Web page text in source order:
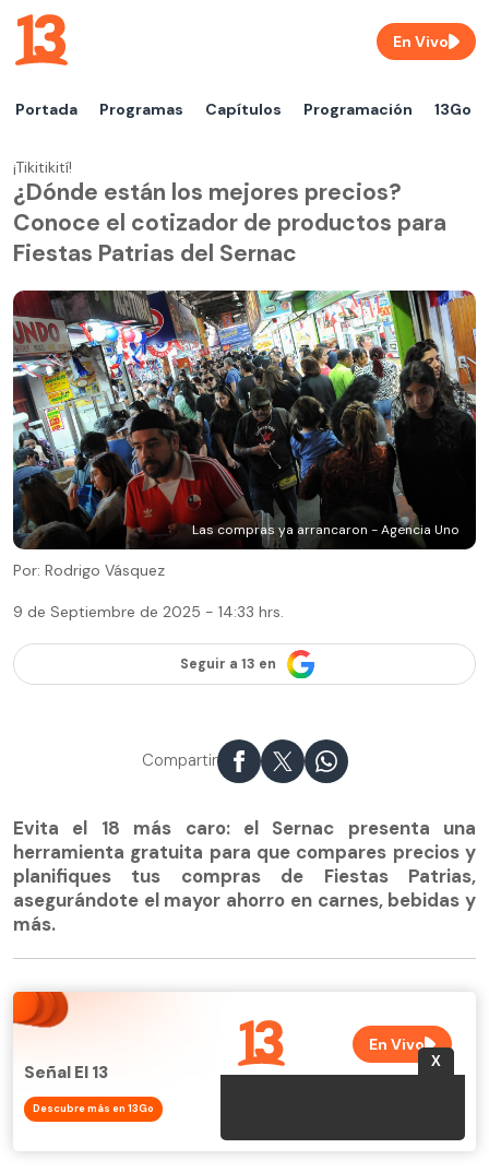
Portada Programas Capítulos Programación 13Go
En Vivo
¡Tikitikití!
¿Dónde están los mejores precios?
Conoce el cotizador de productos para
Fiestas Patrias del Sernac
Las compras ya arrancaron - Agencia Uno
Por: Rodrigo Vásquez
9 de Septiembre de 2025 - 14:33 hrs.
Seguir a 13 en
Compartir
Evita el 18 más caro: el Sernac presenta una
herramienta gratuita para que compares precios y
planifiques tus compras de Fiestas Patrias,
asegurándote el mayor ahorro en carnes, bebidas y
más.
Señal El 13
Descubre más en 13Go